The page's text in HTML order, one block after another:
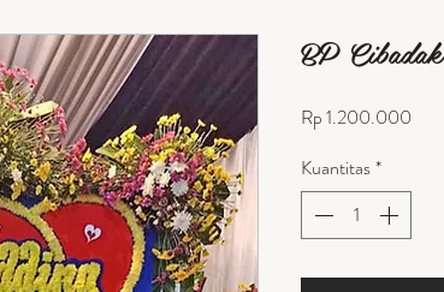
BP
Rp 1.200.000
Kuantitas*